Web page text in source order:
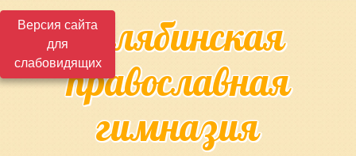
Версия сайта
для
слабовидящихЧелябинская
православная
гимназия